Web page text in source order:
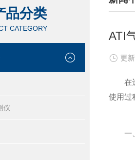
品分类
CATEGORY
仪
/
ATI
更
在选
使用过
一、